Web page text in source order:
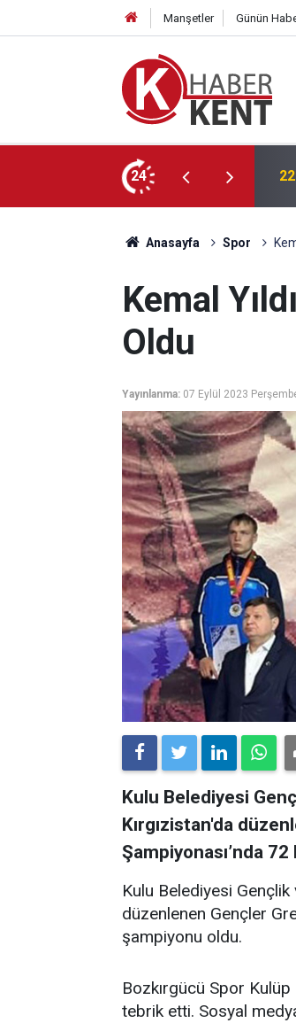
Manşetler Günün
24
Anasayfa Spor
Kemal
Oldu
Yayınlanma: 07 Eylül 2023
Kulu Belediyesi
Kırgızistan'da
Şampiyonası’nda
Kulu Belediyesi Gençlik
düzenlenen Gençler
şampiyonu oldu.
Bozkırgücü Spor Kulüp
tebrik etti. Sosyal